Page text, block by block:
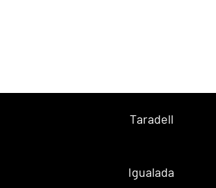
Taradell
Igualada